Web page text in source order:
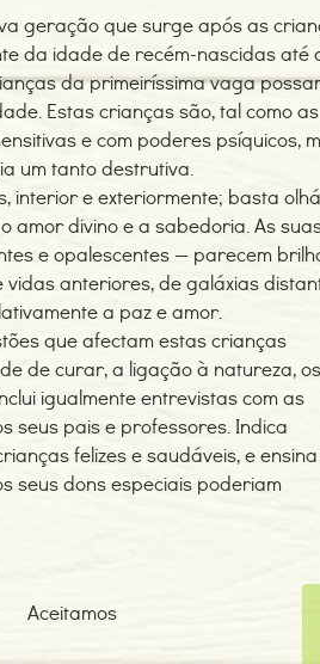
geração que surge após as
da idade de recém-nascidas até
da primeiríssima vaga
Estas crianças são, tal como as
e com poderes psíquicos,
um tanto destrutiva.
interior e exteriormente; basta
amor divino e a sabedoria. As
e opalescentes — parecem
anteriores, de galáxias
a paz e amor.
que afectam estas crianças
de curar, a ligação à natureza, os
igualmente entrevistas com as
seus pais e professores. Indica
felizes e saudáveis, e
seus dons especiais poderiam
Aceitamos